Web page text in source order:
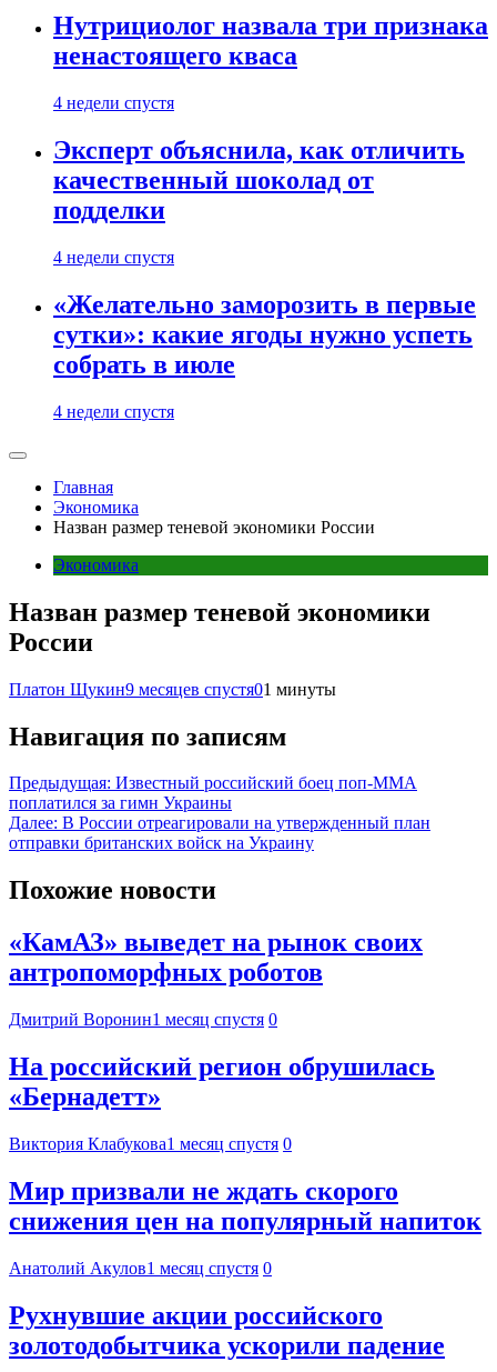
Нутрициолог назвала три признака
ненастоящего кваса
4 недели спустя
Эксперт объяснила, как отличить
качественный шоколад от
подделки
4 недели спустя
«Желательно заморозить в первые
сутки»: какие ягоды нужно успеть
собрать в июле
4 недели спустя
Главная
Экономика
Назван размер теневой экономики России
Экономика
Назван размер теневой экономики
России
Платон Щукин9 месяцев спустя01 минуты
Навигация по записям
Предыдущая: Известный российский боец поп-ММА
поплатился за гимн Украины
Далее: В России отреагировали на утвержденный план
отправки британских войск на Украину
Похожие новости
«КамАЗ» выведет на рынок своих
антропоморфных роботов
Дмитрий Воронин1 месяц спустя 0
На российский регион обрушилась
«Бернадетт»
Виктория Клабукова1 месяц спустя 0
Мир призвали не ждать скорого
снижения цен на популярный напиток
Анатолий Акулов1 месяц спустя 0
Рухнувшие акции российского
золотодобытчика ускорили падение